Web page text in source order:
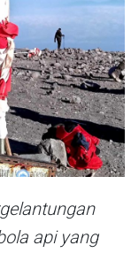
api yang